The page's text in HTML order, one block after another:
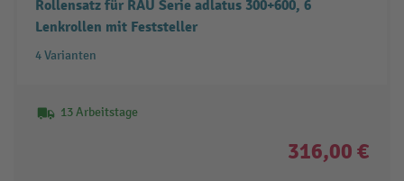
Rollensatz für RAU Serie adlatus 300+600, 6
Lenkrollen mit Feststeller
4 Varianten
13 Arbeitstage
316,00 €